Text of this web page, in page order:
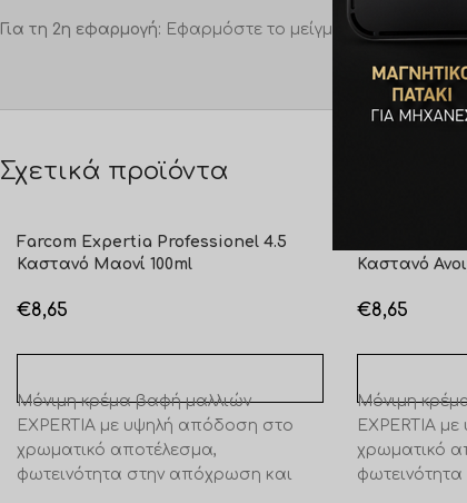
Για τη 2η εφαρμογή: Εφαρμόστε το μείγμα στις ρίζες
Σχετικά προϊόντα
Farcom Expertia Professionel 4.5
Καστανό Μαονί 100ml
€8,65
Μόνιμη κρέμα βαφή μαλλιών
EXPERTIA με υψηλή απόδοση στο
χρωματικό αποτέλεσμα,
φωτεινότητα στην απόχρωση και
Καστανό
€8,65
Μόνιμη
EXPERTIA
χρωματικό